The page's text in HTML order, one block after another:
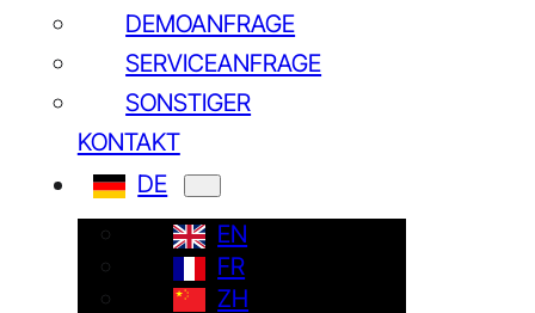
DEMOANFRAGE
SERVICEANFRAGE
SONSTIGER
KONTAKT
DE
EN
FR
ZH